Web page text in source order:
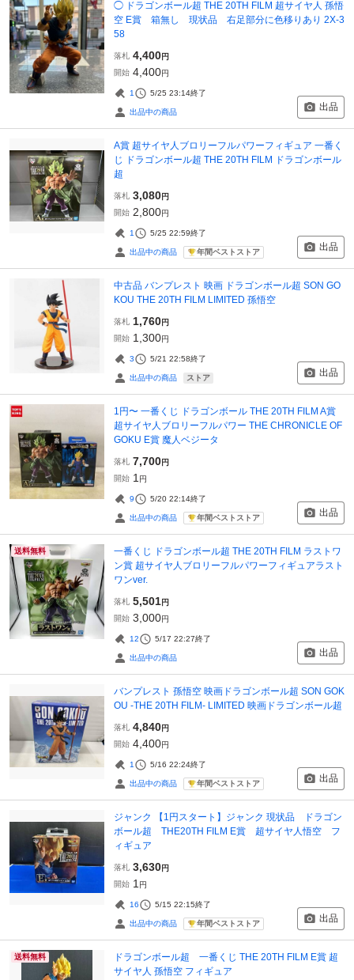
◯ ドラゴンボール超 THE 20TH FILM 超サイヤ人 孫悟
空 E賞 箱無し 現状品 右足部分に色移りあり 2X-3
58
落札 4,400円
開始 4,400円
1 5/25 23:14終了
出品中の商品 出品
A賞 超サイヤ人ブロリーフルパワーフィギュア 一番く
じ ドラゴンボール超 THE 20TH FILM ドラゴンボール
超
落札 3,080円
開始 2,800円
1 5/25 22:59終了
出品中の商品 年間ベストストア 出品
中古品 バンプレスト 映画 ドラゴンボール超 SON GO
KOU THE 20TH FILM LIMITED 孫悟空
落札 1,760円
開始 1,300円
3 5/21 22:58終了
出品中の商品 ストア 出品
1円〜 一番くじ ドラゴンボール THE 20TH FILM A賞
超サイヤ人ブロリーフルパワー THE CHRONICLE OF
GOKU E賞 魔人ベジータ
落札 7,700円
開始 1 円
9 5/20 22:14終了
出品中の商品 年間ベストストア 出品
送料無料
一番くじ ドラゴンボール超 THE 20TH FILM ラストワ
ン賞 超サイヤ人ブロリーフルパワーフィギュアラスト
ワンver.
落札 5,501円
開始 3,000円
12 5/17 22:27終了
出品中の商品 出品
バンプレスト 孫悟空 映画ドラゴンボール超 SON GOK
OU -THE 20TH FILM- LIMITED 映画ドラゴンボール超
落札 4,840円
開始 4,400円
1 5/16 22:24終了
出品中の商品 年間ベストストア 出品
ジャンク 【1円スタート】ジャンク 現状品 ドラゴン
ボール超 THE20TH FILM E賞 超サイヤ人悟空 フ
ィギュア
落札 3,630円
開始 1 円
16 5/15 22:15終了
出品中の商品 年間ベストストア 出品
送料無料
ドラゴンボール超 一番くじ THE 20TH FILM E賞 超
サイヤ人 孫悟空 フィギュア